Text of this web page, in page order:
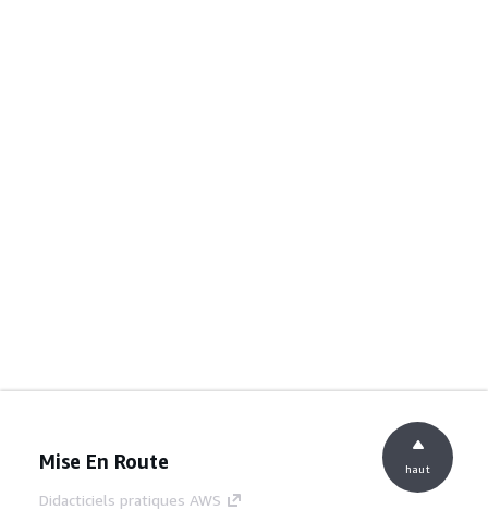
Mise En Route
Didacticiels pratiques AWS
haut